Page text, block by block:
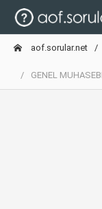
aof.sorular.net
GENEL